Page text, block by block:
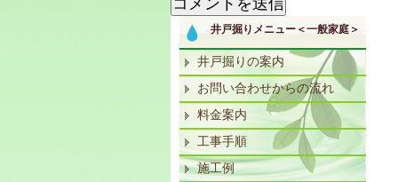
井戸掘りメニュー＜一般家庭＞
井戸掘りの案内
お問い合わせからの流れ
料金案内
工事手順
施工例